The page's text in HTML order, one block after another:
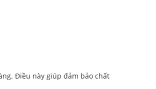
Điều này giúp đảm bảo chất